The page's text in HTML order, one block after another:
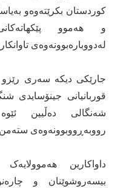
کوردستان بکرێتەوەو
و هەموو
لەدووبارەبوونەوەی
جارێکی دیکە سەری
قوربانیانی جینۆسایدی
شەنگالی دەڵیین
رووبەڕووبوونەوەی
داواکارین
بیسەروشوێنان و